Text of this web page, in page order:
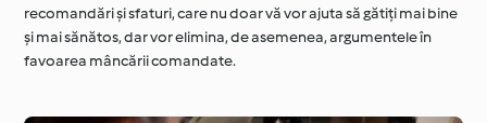
recomandări și sfaturi, care nu doar vă vor ajuta să gătiți mai bine
și mai sănătos, dar vor elimina, de asemenea, argumentele în
favoarea mâncării comandate.